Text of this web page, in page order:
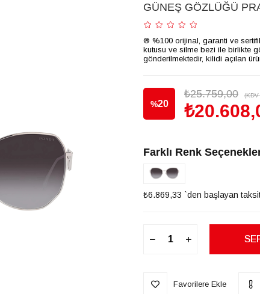
GÜNEŞ GÖZLÜĞÜ
® %100 orijinal, garanti ve
kutusu ve silme bezi ile birlikte
gönderilmektedir, kilidi açılan
%20
₺25.759,00 (KDV
Farklı Renk
₺6.869,33 `den başlayan
Favorilere Ekle